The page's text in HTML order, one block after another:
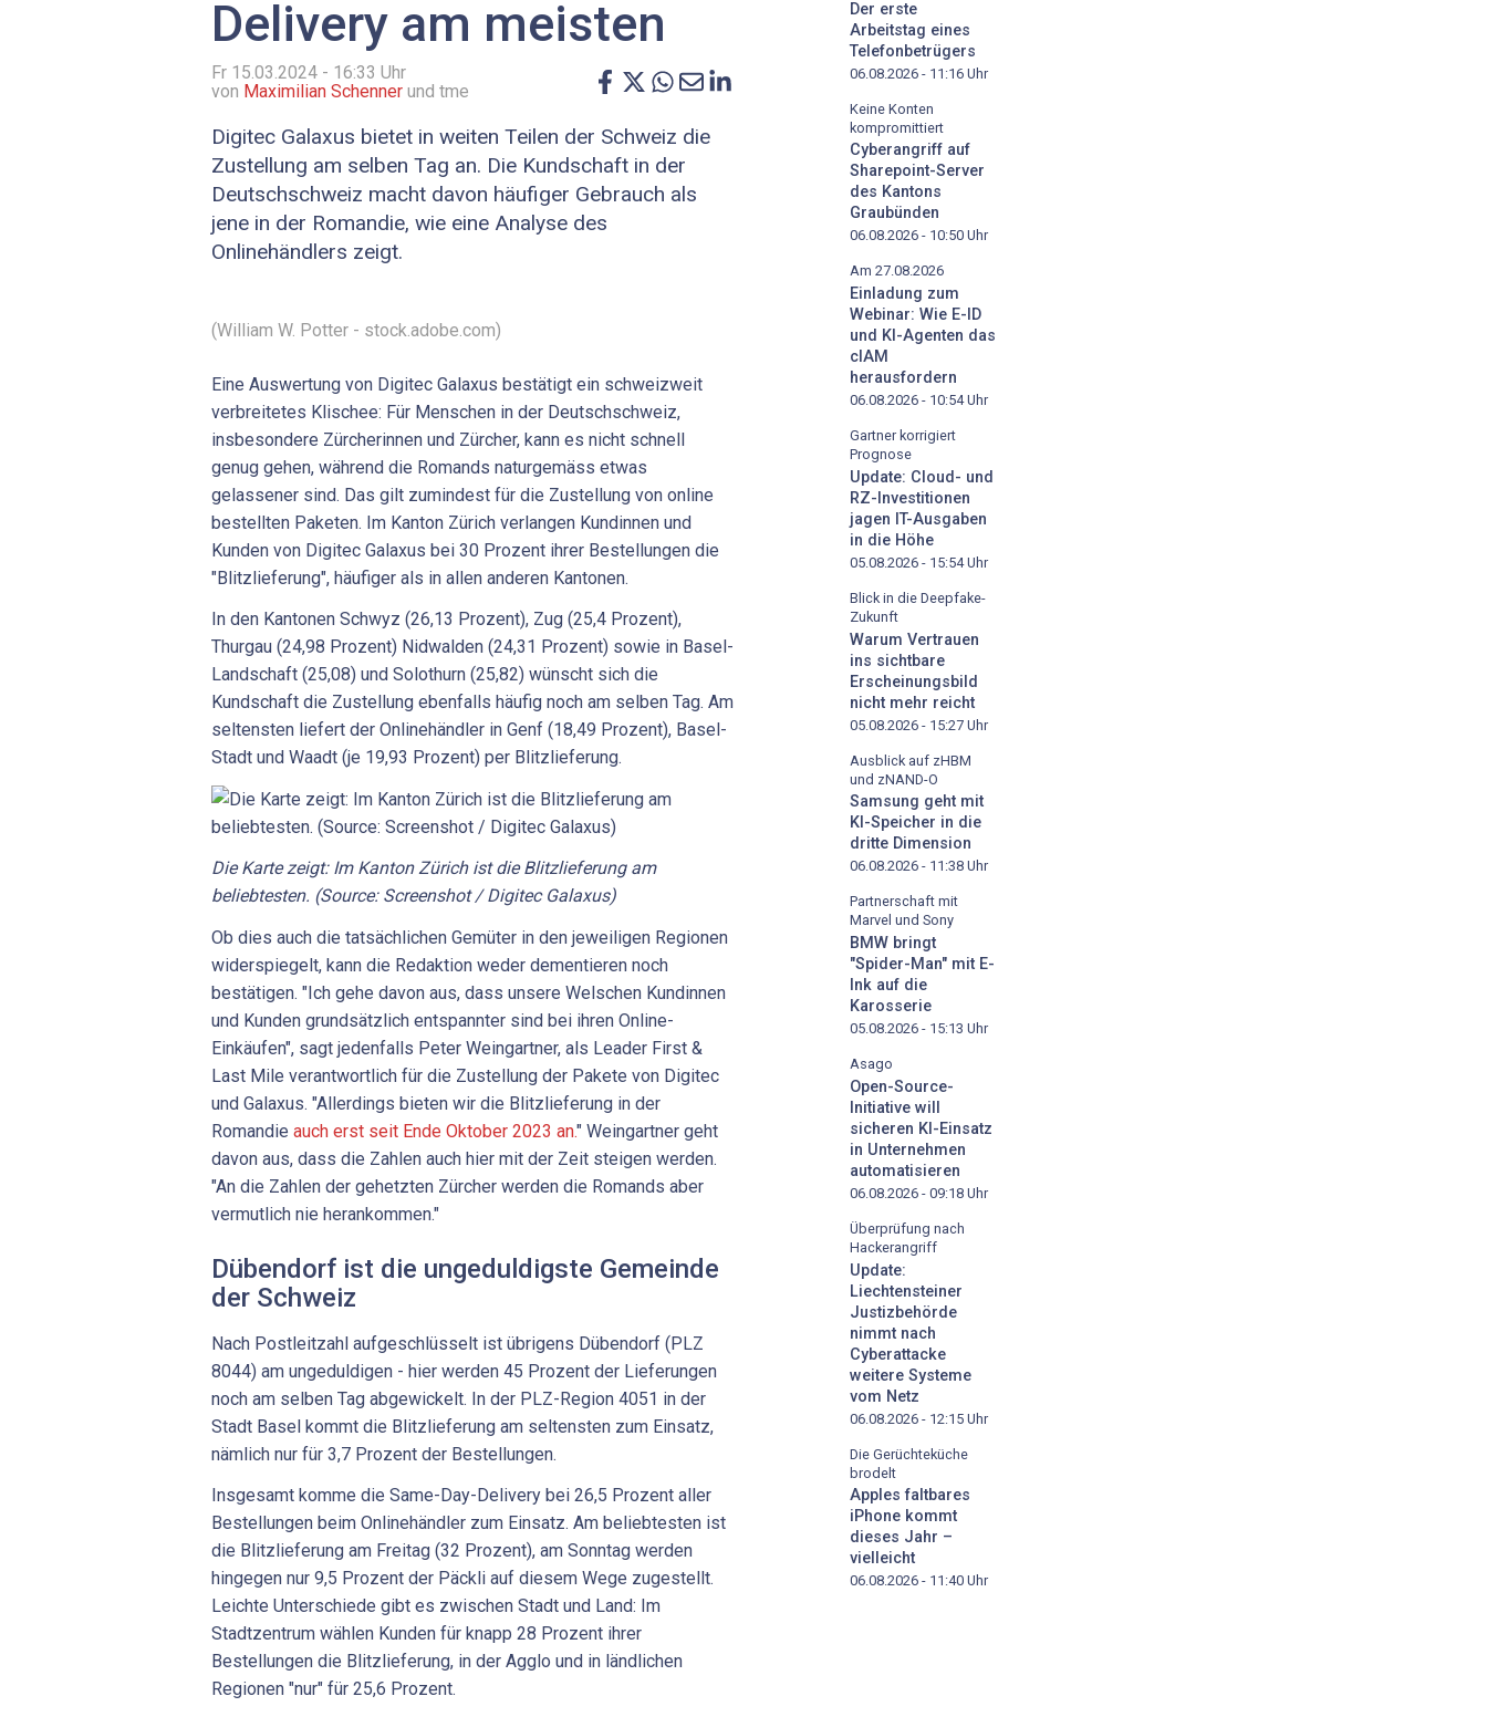
Delivery am meisten
Fr 15.03.2024 - 16:33 Uhr
von Maximilian Schenner und tme
Digitec Galaxus bietet in weiten Teilen der Schweiz die
Zustellung am selben Tag an. Die Kundschaft in der
Deutschschweiz macht davon häufiger Gebrauch als
jene in der Romandie, wie eine Analyse des
Onlinehändlers zeigt.
(William W. Potter - stock.adobe.com)
Eine Auswertung von Digitec Galaxus bestätigt ein schweizweit
verbreitetes Klischee: Für Menschen in der Deutschschweiz,
insbesondere Zürcherinnen und Zürcher, kann es nicht schnell
genug gehen, während die Romands naturgemäss etwas
gelassener sind. Das gilt zumindest für die Zustellung von online
bestellten Paketen. Im Kanton Zürich verlangen Kundinnen und
Kunden von Digitec Galaxus bei 30 Prozent ihrer Bestellungen die
"Blitzlieferung", häufiger als in allen anderen Kantonen.
In den Kantonen Schwyz (26,13 Prozent), Zug (25,4 Prozent),
Thurgau (24,98 Prozent) Nidwalden (24,31 Prozent) sowie in Basel-
Landschaft (25,08) und Solothurn (25,82) wünscht sich die
Kundschaft die Zustellung ebenfalls häufig noch am selben Tag. Am
seltensten liefert der Onlinehändler in Genf (18,49 Prozent), Basel-
Stadt und Waadt (je 19,93 Prozent) per Blitzlieferung.
Die Karte zeigt: Im Kanton Zürich ist die Blitzlieferung am
beliebtesten. (Source: Screenshot / Digitec Galaxus)
Ob dies auch die tatsächlichen Gemüter in den jeweiligen Regionen
widerspiegelt, kann die Redaktion weder dementieren noch
bestätigen. "Ich gehe davon aus, dass unsere Welschen Kundinnen
und Kunden grundsätzlich entspannter sind bei ihren Online-
Einkäufen", sagt jedenfalls Peter Weingartner, als Leader First &
Last Mile verantwortlich für die Zustellung der Pakete von Digitec
und Galaxus. "Allerdings bieten wir die Blitzlieferung in der
Romandie auch erst seit Ende Oktober 2023 an." Weingartner geht
davon aus, dass die Zahlen auch hier mit der Zeit steigen werden.
"An die Zahlen der gehetzten Zürcher werden die Romands aber
vermutlich nie herankommen."
Dübendorf ist die ungeduldigste Gemeinde
der Schweiz
Nach Postleitzahl aufgeschlüsselt ist übrigens Dübendorf (PLZ
8044) am ungeduldigen - hier werden 45 Prozent der Lieferungen
noch am selben Tag abgewickelt. In der PLZ-Region 4051 in der
Stadt Basel kommt die Blitzlieferung am seltensten zum Einsatz,
nämlich nur für 3,7 Prozent der Bestellungen.
Insgesamt komme die Same-Day-Delivery bei 26,5 Prozent aller
Bestellungen beim Onlinehändler zum Einsatz. Am beliebtesten ist
die Blitzlieferung am Freitag (32 Prozent), am Sonntag werden
hingegen nur 9,5 Prozent der Päckli auf diesem Wege zugestellt.
Leichte Unterschiede gibt es zwischen Stadt und Land: Im
Stadtzentrum wählen Kunden für knapp 28 Prozent ihrer
Bestellungen die Blitzlieferung, in der Agglo und in ländlichen
Regionen "nur" für 25,6 Prozent.
Der erste
Arbeitstag eines
Telefonbetrügers
06.08.2026 - 11:16 Uhr
Keine Konten
kompromittiert
Cyberangriff auf
Sharepoint-Server
des Kantons
Graubünden
06.08.2026 - 10:50 Uhr
Am 27.08.2026
Einladung zum
Webinar: Wie E-ID
und KI-Agenten das
cIAM
herausfordern
06.08.2026 - 10:54Uhr
Gartner korrigiert
Prognose
Update: Cloud- und
RZ-Investitionen
jagen IT-Ausgaben
in die Höhe
05.08.2026 - 15:54Uhr
Blick in die Deepfake-
Zukunft
Warum Vertrauen
ins sichtbare
Erscheinungsbild
nicht mehr reicht
05.08.2026 - 15:27 Uhr
Ausblick auf zHBM
und zNAND-O
Samsung geht mit
KI-Speicher in die
dritte Dimension
06.08.2026 - 11:38 Uhr
Partnerschaft mit
Marvel und Sony
BMW bringt
"Spider-Man" mit E-
Ink auf die
Karosserie
05.08.2026 - 15:13 Uhr
Asago
Open-Source-
Initiative will
sicheren KI-Einsatz
in Unternehmen
automatisieren
06.08.2026 - 09:18 Uhr
Überprüfung nach
Hackerangriff
Update:
Liechtensteiner
Justizbehörde
nimmt nach
Cyberattacke
weitere Systeme
vom Netz
06.08.2026 - 12:15 Uhr
Die Gerüchteküche
brodelt
Apples faltbares
iPhone kommt
dieses Jahr –
vielleicht
06.08.2026 - 11:40 Uhr